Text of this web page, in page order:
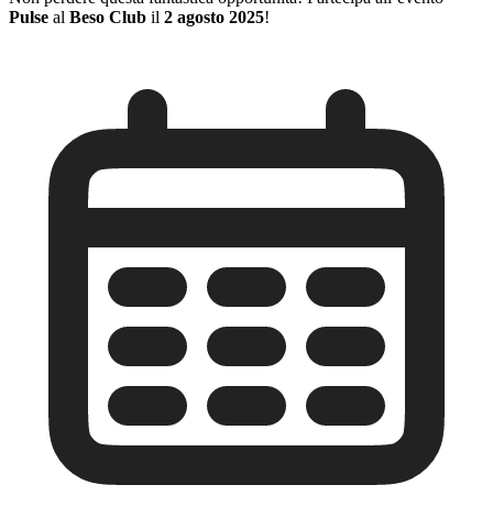
Pulse al Beso Club il 2 agosto 2025!